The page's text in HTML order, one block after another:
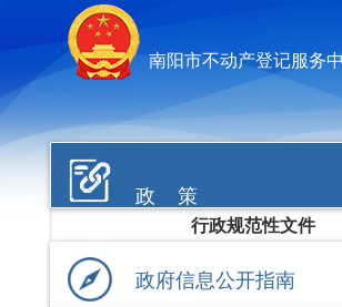
南阳市不动产登记服务
政 策
行政规范性文件
政府信息公开指南